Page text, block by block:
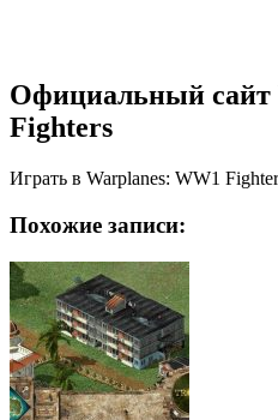
Официальный сайт
Fighters
Играть в Warplanes: WW1
Похожие записи: